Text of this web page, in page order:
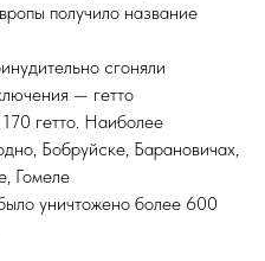
получило название
сгоняли
— гетто
гетто. Наиболее
Бобруйске, Барановичах,
Гомеле
уничтожено более 600